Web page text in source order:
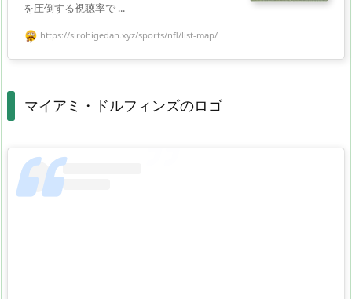
を圧倒する視聴率で ...
https://sirohigedan.xyz/sports/nfl/list-map/
マイアミ・ドルフィンズのロゴ